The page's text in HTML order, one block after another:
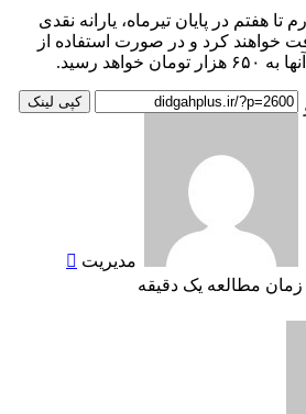
هفتم در پایان تیرماه، یارانه نقدی
خواهند کرد و در صورت استفاده از
رسید.
کپی لینک
مدیریت
زمان مطالعه یک دقیقه